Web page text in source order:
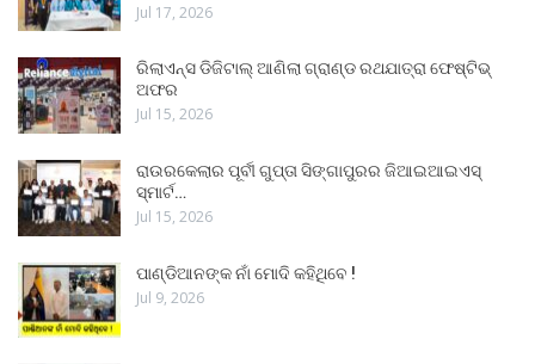
Jul 17, 2026
ରିଲାଏନ୍ସ ଡିଜିଟାଲ୍ ଆଣିଲା ଗ୍ରାଣ୍ଡ ରଥଯାତ୍ରା ଫେଷ୍ଟିଭ୍
ଅଫର
Jul 15, 2026
ରାଉରକେଲାର ପୂର୍ବୀ ଗୁପ୍ତା ସିଙ୍ଗାପୁରର ଜିଆଇଆଇଏସ୍
ସ୍ମାର୍ଟ…
Jul 15, 2026
ପାଣ୍ଡିଆନଙ୍କ ନାଁ ମୋଦି କହିଥିବେ !
Jul 9, 2026